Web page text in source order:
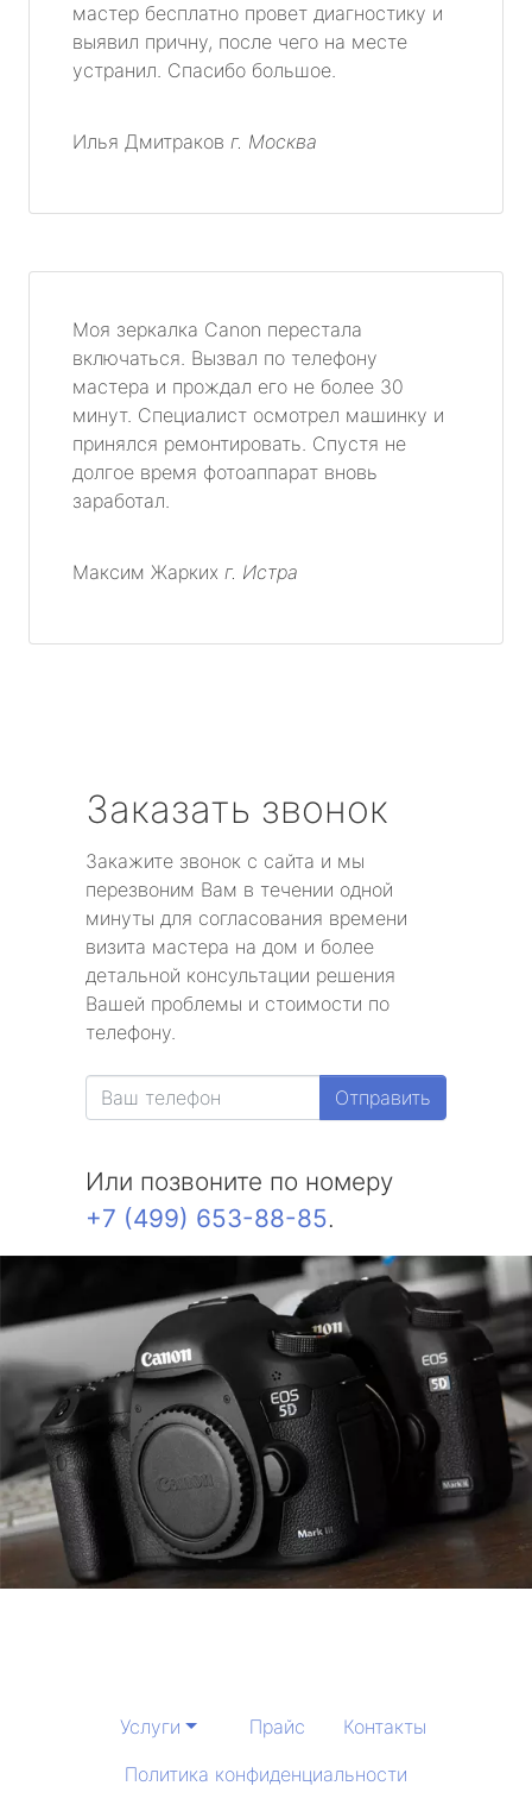
мастер бесплатно провет диагностику и
выявил причну, после чего на месте
устранил. Спасибо большое.
Илья Дмитраков г. Москва
Моя зеркалка Canon перестала
включаться. Вызвал по телефону
мастера и прождал его не более 30
минут. Специалист осмотрел машинку и
принялся ремонтировать. Спустя не
долгое время фотоаппарат вновь
заработал.
Максим Жарких г. Истра
Заказать звонок
Закажите звонок с сайта и мы
перезвоним Вам в течении одной
минуты для согласования времени
визита мастера на дом и более
детальной консультации решения
Вашей проблемы и стоимости по
телефону.
Отправить
Или позвоните по номеру
+7 (499) 653-88-85.
Услуги Прайс
Контакты
Политика конфиденциальности